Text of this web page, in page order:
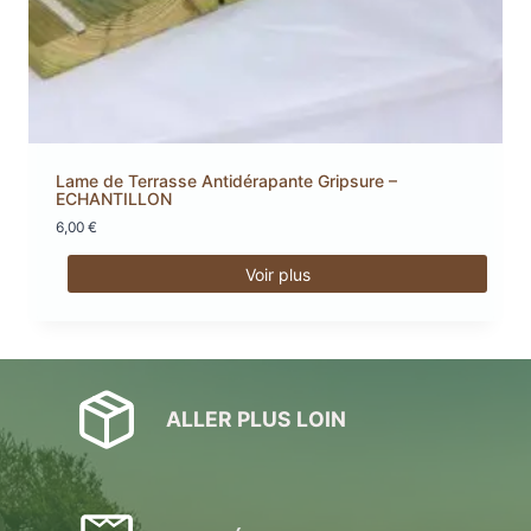
Lame de Terrasse Antidérapante Gripsure –
ECHANTILLON
6,00 €
Voir plus
a
variations.
Les
options
peuvent
être
ALLER PLUS LOIN